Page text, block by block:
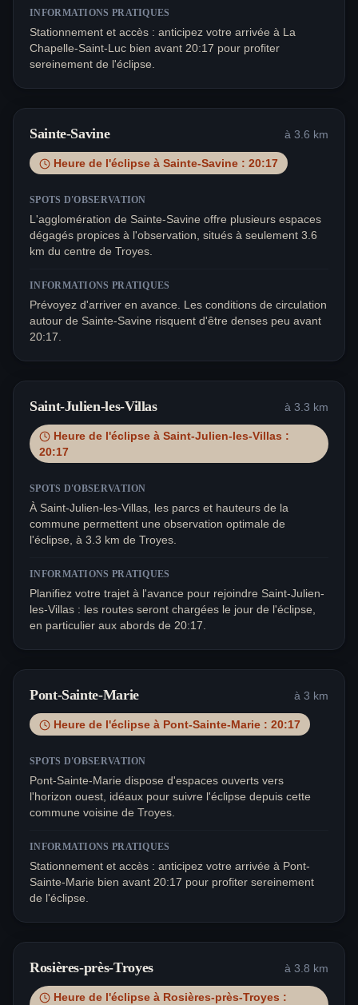
INFORMATIONS PRATIQUES
Stationnement et accès : anticipez votre arrivée à La
Chapelle-Saint-Luc bien avant 20:17 pour profiter
sereinement de l'éclipse.
Sainte-Savine à 3.6 km
Heure de l'éclipse à Sainte-Savine : 20:17
SPOTS D'OBSERVATION
L'agglomération de Sainte-Savine offre plusieurs espaces
dégagés propices à l'observation, situés à seulement 3.6
km du centre de Troyes.
INFORMATIONS PRATIQUES
Prévoyez d'arriver en avance. Les conditions de circulation
autour de Sainte-Savine risquent d'être denses peu avant
20:17.
Saint-Julien-les-Villas à 3.3 km
Heure de l'éclipse à Saint-Julien-les-Villas :
20:17
SPOTS D'OBSERVATION
À Saint-Julien-les-Villas, les parcs et hauteurs de la
commune permettent une observation optimale de
l'éclipse, à 3.3 km de Troyes.
INFORMATIONS PRATIQUES
Planifiez votre trajet à l'avance pour rejoindre Saint-Julien-
les-Villas : les routes seront chargées le jour de l'éclipse,
en particulier aux abords de 20:17.
Pont-Sainte-Marie à 3 km
Heure de l'éclipse à Pont-Sainte-Marie : 20:17
SPOTS D'OBSERVATION
Pont-Sainte-Marie dispose d'espaces ouverts vers
l'horizon ouest, idéaux pour suivre l'éclipse depuis cette
commune voisine de Troyes.
INFORMATIONS PRATIQUES
Stationnement et accès : anticipez votre arrivée à Pont-
Sainte-Marie bien avant 20:17 pour profiter sereinement
de l'éclipse.
Rosières-près-Troyes à 3.8 km
Heure de l'éclipse à Rosières-près-Troyes :